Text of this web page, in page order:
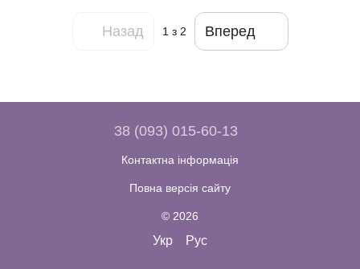
Назад 1 з 2 Вперед
38 (093) 015-60-13
Контактна інформація
Повна версія сайту
© 2026
Укр Рус